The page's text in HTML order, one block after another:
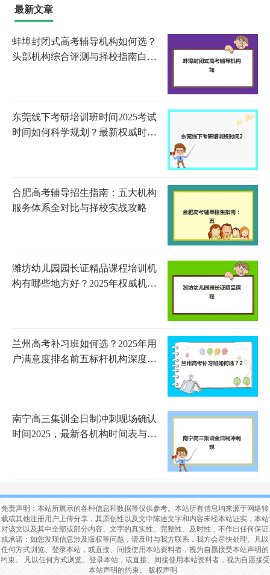
最新文章
蚌埠封闭式高考辅导机构如何选？
头部机构综合评测与择校指南白皮
东莞线下考研培训班时间2025考试
时间如何科学规划？最新权威时间
合肥高考辅导招生指南：五大机构
服务体系全对比与择校实战攻略
潍坊幼儿园园长证精品课程培训机
构有哪些地方好？2025年权威机构
兰州高考补习班如何选？2025年用
户满意度排名前五标杆机构深度解
南宁高三集训全日制冲刺现场确认
时间2025，最新各机构时间表与材
免责声明：本站所展示的各种信息和数据等仅供参考。本站所有信息均来源于网络转
载或其他注册用户上传分享，其原创性以及文中陈述文字和内容未经本站证实，本站
对该文以及其中全部或部分内容、文字的真实性、完整性、及时性，不作出任何保证
或承诺；如您发现信息涉及版权等问题，请及时与我方联系，我方会尽快处理。凡以
任何方式浏览、登录本站，或直接、间接使用本站资料者，视为自愿接受本站声明的
约束。 凡以任何方式浏览、登录本站，或直接、间接使用本站资料者，视为自愿接受
本站声明的约束。
版权声明